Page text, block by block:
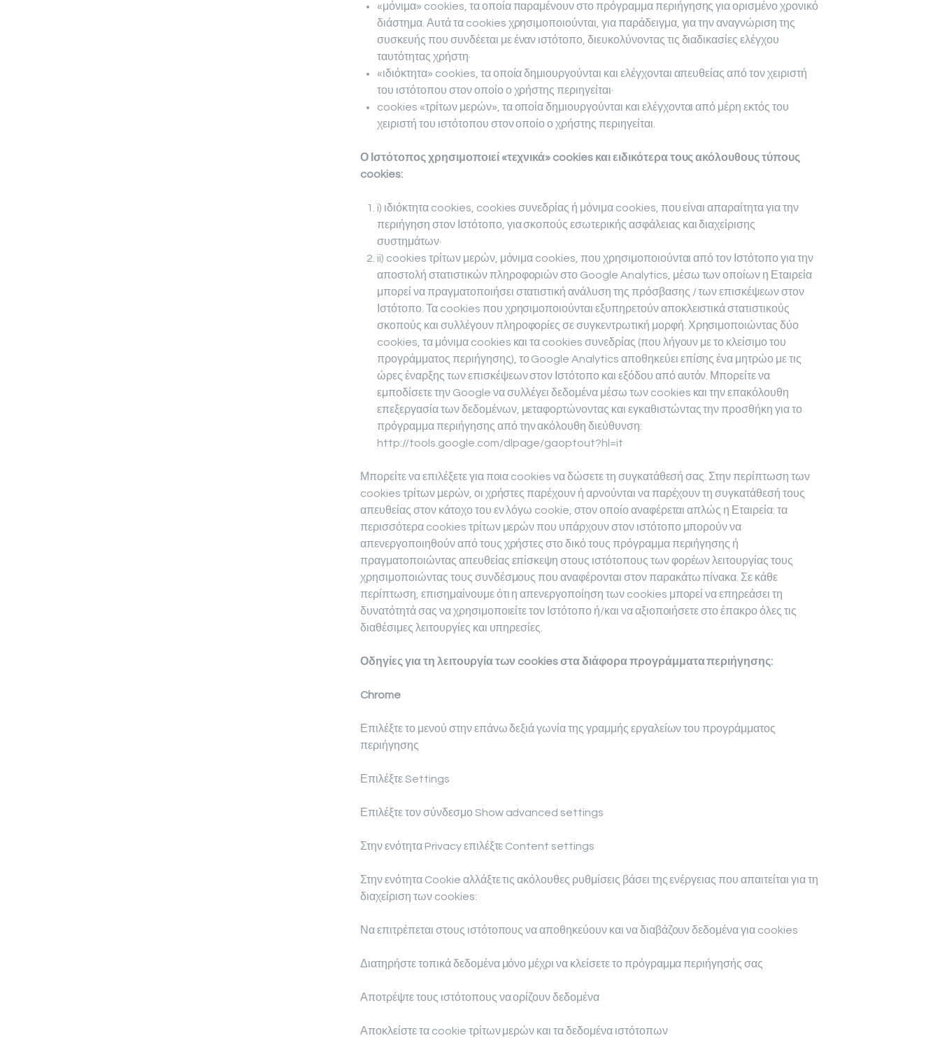
«μόνιμα» cookies, τα οποία παραμένουν στο πρόγραμμα περιήγησης για ορισμένο χρονικό
διάστημα. Αυτά τα cookies χρησιμοποιούνται, για παράδειγμα, για την αναγνώριση της
συσκευής που συνδέεται με έναν ιστότοπο, διευκολύνοντας τις διαδικασίες ελέγχου
ταυτότητας χρήστη·
«ιδιόκτητα» cookies, τα οποία δημιουργούνται και ελέγχονται απευθείας από τον χειριστή
του ιστότοπου στον οποίο ο χρήστης περιηγείται·
cookies «τρίτων μερών», τα οποία δημιουργούνται και ελέγχονται από μέρη εκτός του
χειριστή του ιστότοπου στον οποίο ο χρήστης περιηγείται.
Ο Ιστότοπος χρησιμοποιεί «τεχνικά» cookies και ειδικότερα τους ακόλουθους τύπους
cookies:
i) ιδιόκτητα cookies, cookies συνεδρίας ή μόνιμα cookies, που είναι απαραίτητα για την
περιήγηση στον Ιστότοπο, για σκοπούς εσωτερικής ασφάλειας και διαχείρισης
συστημάτων·
ii) cookies τρίτων μερών, μόνιμα cookies, που χρησιμοποιούνται από τον Ιστότοπο για την
αποστολή στατιστικών πληροφοριών στο Google Analytics, μέσω των οποίων η Εταιρεία
μπορεί να πραγματοποιήσει στατιστική ανάλυση της πρόσβασης / των επισκέψεων στον
Ιστότοπο. Τα cookies που χρησιμοποιούνται εξυπηρετούν αποκλειστικά στατιστικούς
σκοπούς και συλλέγουν πληροφορίες σε συγκεντρωτική μορφή. Χρησιμοποιώντας δύο
cookies, τα μόνιμα cookies και τα cookies συνεδρίας (που λήγουν με το κλείσιμο του
προγράμματος περιήγησης), το Google Analytics αποθηκεύει επίσης ένα μητρώο με τις
ώρες έναρξης των επισκέψεων στον Ιστότοπο και εξόδου από αυτόν. Μπορείτε να
εμποδίσετε την Google να συλλέγει δεδομένα μέσω των cookies και την επακόλουθη
επεξεργασία των δεδομένων, μεταφορτώνοντας και εγκαθιστώντας την προσθήκη για το
πρόγραμμα περιήγησης από την ακόλουθη διεύθυνση:
http://tools.google.com/dlpage/gaoptout?hl=it
Μπορείτε να επιλέξετε για ποια cookies να δώσετε τη συγκατάθεσή σας. Στην περίπτωση των
cookies τρίτων μερών, οι χρήστες παρέχουν ή αρνούνται να παρέχουν τη συγκατάθεσή τους
απευθείας στον κάτοχο του εν λόγω cookie, στον οποίο αναφέρεται απλώς η Εταιρεία: τα
περισσότερα cookies τρίτων μερών που υπάρχουν στον ιστότοπο μπορούν να
απενεργοποιηθούν από τους χρήστες στο δικό τους πρόγραμμα περιήγησης ή
πραγματοποιώντας απευθείας επίσκεψη στους ιστότοπους των φορέων λειτουργίας τους
χρησιμοποιώντας τους συνδέσμους που αναφέρονται στον παρακάτω πίνακα. Σε κάθε
περίπτωση, επισημαίνουμε ότι η απενεργοποίηση των cookies μπορεί να επηρεάσει τη
δυνατότητά σας να χρησιμοποιείτε τον Ιστότοπο ή/και να αξιοποιήσετε στο έπακρο όλες τις
διαθέσιμες λειτουργίες και υπηρεσίες.
Οδηγίες για τη λειτουργία των cookies στα διάφορα προγράμματα περιήγησης:
Chrome
Επιλέξτε το μενού στην επάνω δεξιά γωνία της γραμμής εργαλείων του προγράμματος
περιήγησης
Επιλέξτε Settings
Επιλέξτε τον σύνδεσμο Show advanced settings
Στην ενότητα Privacy επιλέξτε Content settings
Στην ενότητα Cookie αλλάξτε τις ακόλουθες ρυθμίσεις βάσει της ενέργειας που απαιτείται για τη
διαχείριση των cookies:
Να επιτρέπεται στους ιστότοπους να αποθηκεύουν και να διαβάζουν δεδομένα για cookies
Διατηρήστε τοπικά δεδομένα μόνο μέχρι να κλείσετε το πρόγραμμα περιήγησής σας
Αποτρέψτε τους ιστότοπους να ορίζουν δεδομένα
Αποκλείστε τα cookie τρίτων μερών και τα δεδομένα ιστότοπων